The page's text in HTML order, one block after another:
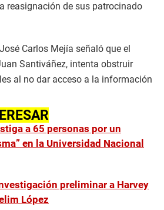
reasignación de sus patrocinado
Carlos Mejía señaló que el
Santiváñez, intenta obstruir
al no dar acceso a la información
a 65 personas por un
en la Universidad Nacional
preliminar a Harvey
López